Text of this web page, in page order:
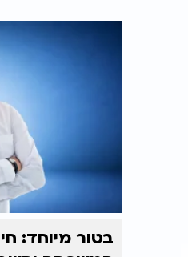
בטור מיוחד: